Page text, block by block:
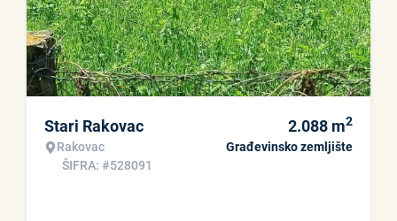
Stari Rakovac
Rakovac
ŠIFRA: #528091
2.088 m2
Građevinsko zemljište